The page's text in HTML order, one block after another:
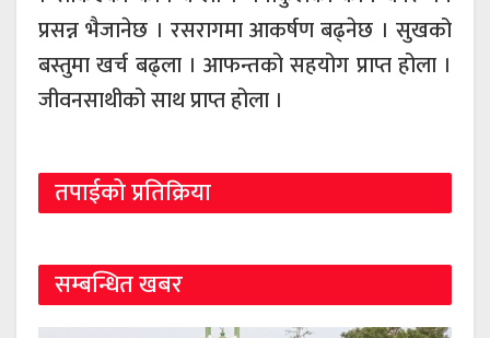
प्रसन्न भैजानेछ । रसरागमा आकर्षण बढ्नेछ । सुखको
बस्तुमा खर्च बढ्ला । आफन्तको सहयोग प्राप्त होला ।
जीवनसाथीको साथ प्राप्त होला ।
तपाईको प्रतिक्रिया
सम्बन्धित खबर